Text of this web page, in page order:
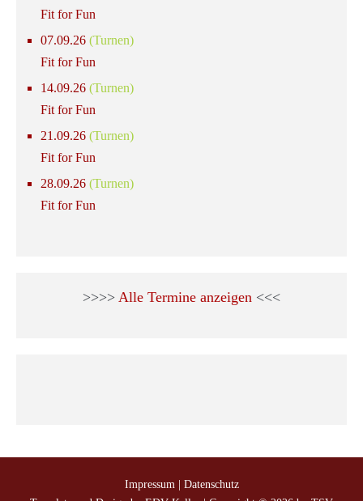
Fit for Fun
07.09.26 (Turnen)
Fit for Fun
14.09.26 (Turnen)
Fit for Fun
21.09.26 (Turnen)
Fit for Fun
28.09.26 (Turnen)
Fit for Fun
>>>> Alle Termine anzeigen <<<
Impressum
Datenschutz